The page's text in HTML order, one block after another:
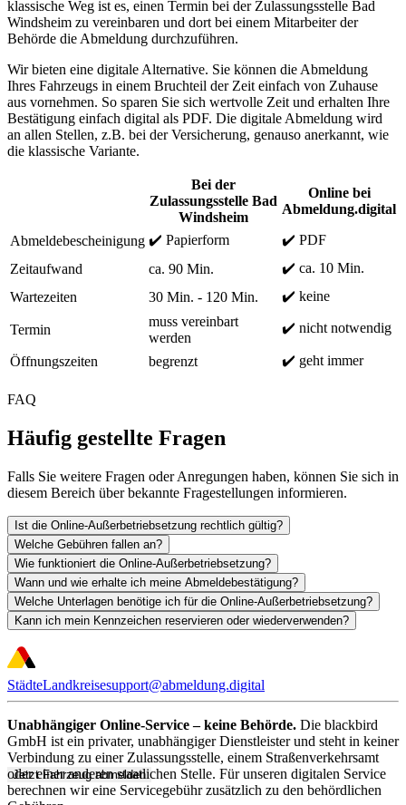
klassische Weg ist es, einen Termin bei der Zulassungsstelle Bad
Windsheim zu vereinbaren und dort bei einem Mitarbeiter der
Behörde die Abmeldung durchzuführen.
Wir bieten eine digitale Alternative. Sie können die Abmeldung
Ihres Fahrzeugs in einem Bruchteil der Zeit einfach von Zuhause
aus vornehmen. So sparen Sie sich wertvolle Zeit und erhalten Ihre
Bestätigung einfach digital als PDF. Die digitale Abmeldung wird
an allen Stellen, z.B. bei der Versicherung, genauso anerkannt, wie
die klassische Variante.
Bei der
Zulassungsstelle Bad
Windsheim
Online bei
Abmeldung.digital
Abmeldebescheinigung ✔️ Papierform
✔️ PDF
Zeitaufwand
ca. 90 Min.
✔️ ca. 10 Min.
Wartezeiten
30 Min. - 120 Min. ✔️ keine
Termin
muss vereinbart
werden
✔️ nicht notwendig
Öffnungszeiten begrenzt ✔️ geht immer
FAQ
Häufig gestellte Fragen
Falls Sie weitere Fragen oder Anregungen haben, können Sie sich in
diesem Bereich über bekannte Fragestellungen informieren.
Ist die Online-Außerbetriebsetzung rechtlich gültig?
Welche Gebühren fallen an?
Wie funktioniert die Online-Außerbetriebsetzung?
Wann und wie erhalte ich meine Abmeldebestätigung?
Welche Unterlagen benötige ich für die Online-Außerbetriebsetzung?
Kann ich mein Kennzeichen reservieren oder wiederverwenden?
Jetzt Fahrzeug abmelden
StädteLandkreisesupport@abmeldung.digital
Unabhängiger Online-Service – keine Behörde. Die blackbird
GmbH ist ein privater, unabhängiger Dienstleister und steht in keiner
Verbindung zu einer Zulassungsstelle, einem Straßenverkehrsamt
oder einer anderen staatlichen Stelle. Für unseren digitalen Service
berechnen wir eine Servicegebühr zusätzlich zu den behördlichen